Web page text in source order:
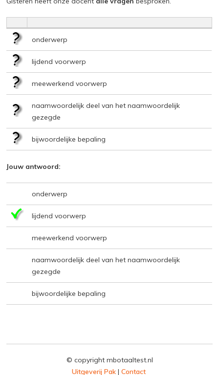
onderwerp
lijdend voorwerp
meewerkend voorwerp
naamwoordelijk deel van het naamwoordelijk
gezegde
bijwoordelijke bepaling
Jouw antwoord:
onderwerp
lijdend voorwerp
meewerkend voorwerp
naamwoordelijk deel van het naamwoordelijk
gezegde
bijwoordelijke bepaling
© copyright mbotaaltest.nl
Uitgeverij Pak| Contact